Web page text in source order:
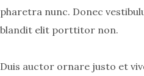
pharetra nunc. Donec
blandit elit porttitor non.
Duis auctor ornare justo et